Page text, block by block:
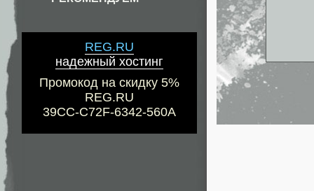
REG.RU
надежный хостинг
Промокод на скидку 5%
REG.RU
39CC-C72F-6342-560A